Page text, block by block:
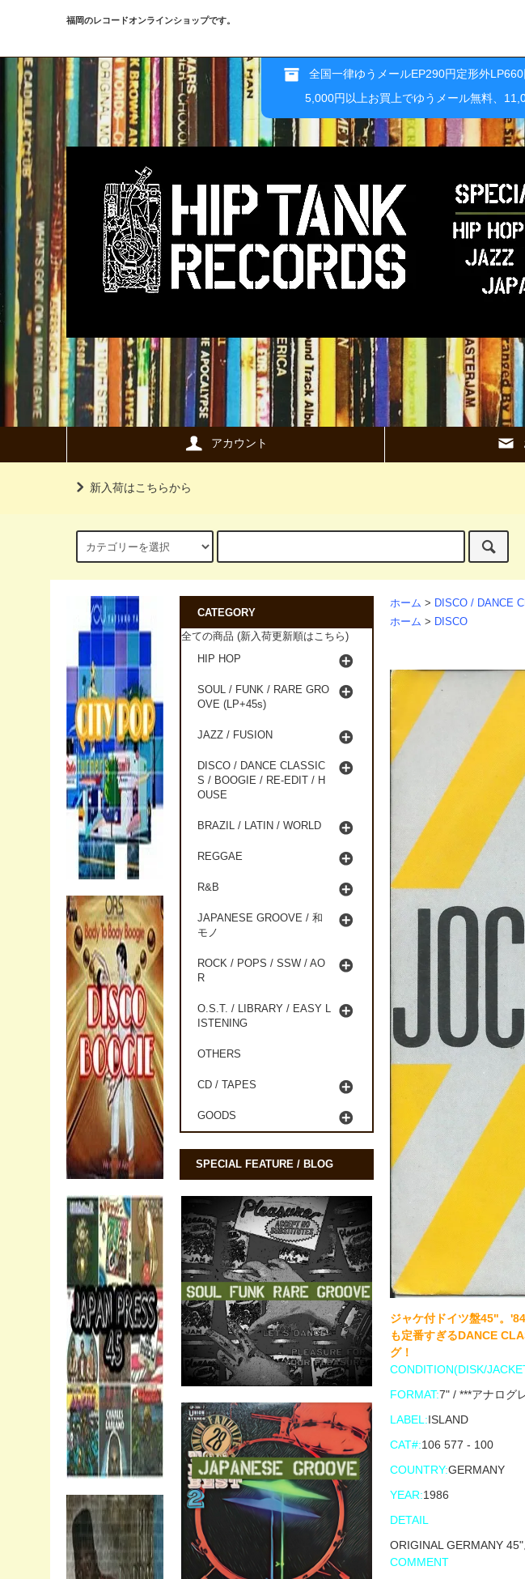
福岡のレコードオンラインショップです。
全国一律ゆうメールEP290円定形外
5,000円以上お買上でゆうメール無料、
アカウント
新入荷はこちらから
ホーム > DISCO / DANCE
ホーム > DISCO
ジャケ付ドイツ盤45"。
も定番すぎるDANCE
グ！
CONDITION(DISK/
FORMAT:7" / ***アナログ
LABEL:ISLAND
CAT#:106 577 - 100
COUNTRY:GERMANY
YEAR:1986
DETAIL
ORIGINAL GERMANY
COMMENT
CATEGORY
全ての商品 (新入荷更新順はこちら)
HIP HOP
SOUL / FUNK / RARE GRO
OVE (LP+45s)
JAZZ / FUSION
DISCO / DANCE CLASSIC
S / BOOGIE / RE-EDIT / H
OUSE
BRAZIL / LATIN / WORLD
REGGAE
R&B
JAPANESE GROOVE / 和
モノ
ROCK / POPS / SSW / AO
R
O.S.T. / LIBRARY / EASY L
ISTENING
OTHERS
CD / TAPES
GOODS
SPECIAL FEATURE / BLOG